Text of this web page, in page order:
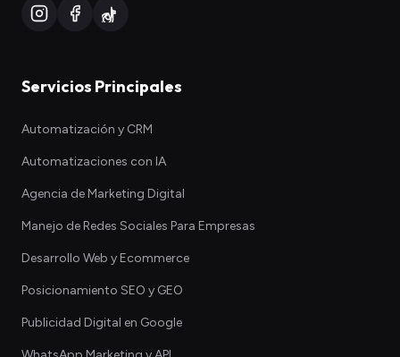
Servicios Principales
Automatización y CRM
Automatizaciones con IA
Agencia de Marketing Digital
Manejo de Redes Sociales Para Empresas
Desarrollo Web y Ecommerce
Posicionamiento SEO y GEO
Publicidad Digital en Google